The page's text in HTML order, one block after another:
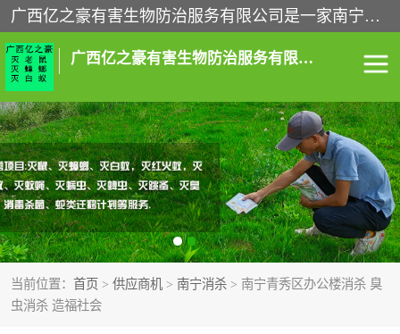
广西亿之豪有害生物防治服务有限公司是一家南宁灭鼠公司、灭蟑螂公司，南宁杀虫公司，南宁除虫公司，南宁灭跳蚤公司，南宁灭白蚁公司，南宁除四害公司,广西亿之豪有害生物防治服务有限公司专业灭蟑螂,除臭虫,其他害虫,服务上门,安全环保,售后保障,一次消杀，竭诚为您服务.
广西亿之豪有害生物防治服务有限公司
当前位置： 首页 > 供应商机 > 南宁消杀 > 南宁青秀区办公楼消杀 臭
虫消杀 造福社会
南宁灭白蚁 南宁灭老鼠
南宁灭蟑螂 南宁杀虫
南宁除四害 南宁消杀
南宁除虫公司